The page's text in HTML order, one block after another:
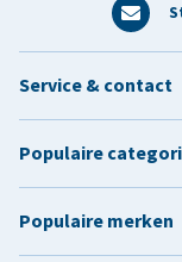
Service & contact
Populaire
Populaire merken